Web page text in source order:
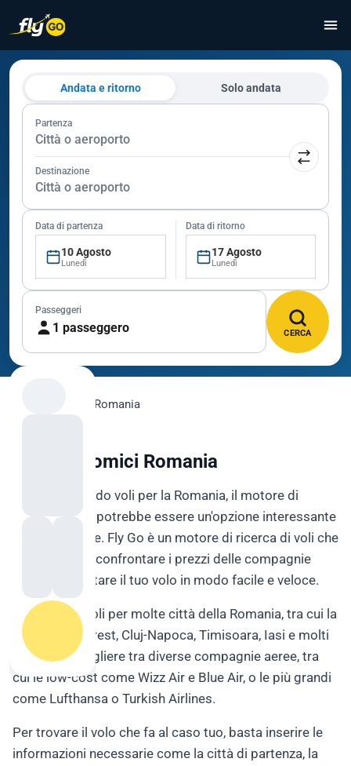
Andata e ritorno Solo andata
Partenza
Città o aeroporto
Destinazione
Città o aeroporto
Data di partenza
10 Agosto
Lunedì
Data di ritorno
17 Agosto
Lunedì
Passeggeri
1 passeggero CERCA
Romania
Voli Economici Romania
Se stai cercando voli per la Romania, il motore di
ricerca Fly Go potrebbe essere un'opzione interessante
da considerare. Fly Go è un motore di ricerca di voli che
ti permette di confrontare i prezzi delle compagnie
aeree e prenotare il tuo volo in modo facile e veloce.
Fly Go offre voli per molte città della Romania, tra cui la
capitale Bucarest, Cluj-Napoca, Timisoara, Iasi e molti
altri. Puoi scegliere tra diverse compagnie aeree, tra
cui le low-cost come Wizz Air e Blue Air, o le più grandi
come Lufthansa o Turkish Airlines.
Per trovare il volo che fa al caso tuo, basta inserire le
informazioni necessarie come la città di partenza, la